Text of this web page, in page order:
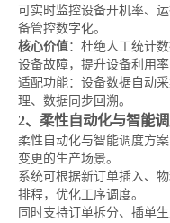
可实时监控设备开机率、
备管控数字化。
核心价值：杜绝人工统计
设备故障，提升设备利用率
适配功能：设备数据自动
理、数据同步回溯。
2、柔性自动化与智能
柔性自动化与智能调度方
变更的生产场景。
系统可根据新订单插入、
排程，优化工序调度。
同时支持订单拆分、插单